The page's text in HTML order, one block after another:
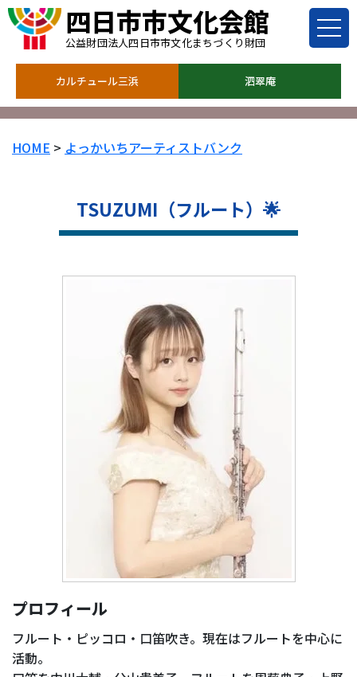
四日市市文化会館
公益財団法人四日市市文化まちづくり財団
カルチュール三浜 泗翠庵
HOME > よっかいちアーティストバンク
TSUZUMI（フルート）🌟
プロフィール
フルート・ピッコロ・口笛吹き。現在はフルートを中心に
活動。